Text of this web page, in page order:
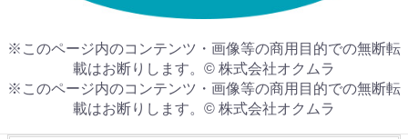
※このページ内のコンテンツ・画像等の商用目的での無断転
載はお断りします。© 株式会社オクムラ
※このページ内のコンテンツ・画像等の商用目的での無断転
載はお断りします。© 株式会社オクムラ